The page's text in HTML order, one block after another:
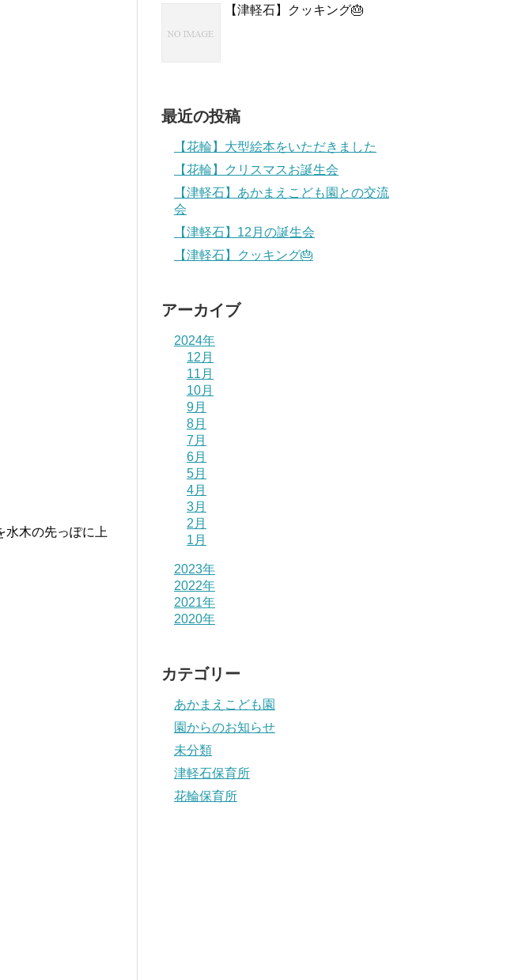
水木の先っぽに上
【津軽石】クッキング🎂
最近の投稿
【花輪】大型絵本をいただきました
【花輪】クリスマスお誕生会
【津軽石】あかまえこども園との交流
会
【津軽石】12月の誕生会
【津軽石】クッキング🎂
アーカイブ
2024年
12月
11月
10月
9月
8月
7月
6月
5月
4月
3月
2月
1月
2023年
2022年
2021年
2020年
カテゴリー
あかまえこども園
園からのお知らせ
未分類
津軽石保育所
花輪保育所